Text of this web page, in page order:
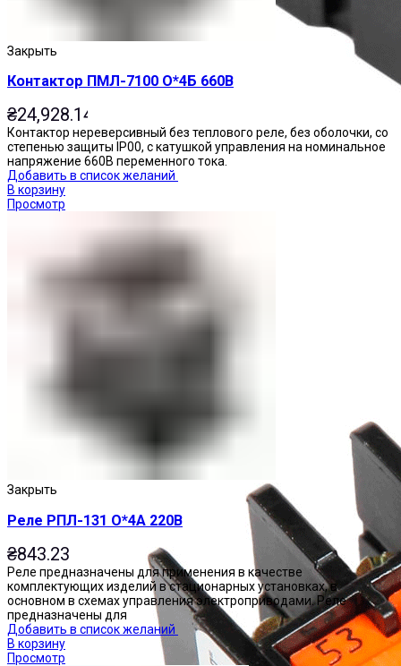
Закрыть
Контактор ПМЛ-7100 О*4Б 660В
₴24,928.14
Контактор нереверсивный без теплового реле, без оболочки, со
степенью защиты IP00, с катушкой управления на номинальное
напряжение 660В переменного тока.
Добавить в список желаний
В корзину
Просмотр
Закрыть
Реле РПЛ-131 О*4А 220В
₴843.23
Реле предназначены для применения в качестве
комплектующих изделий в стационарных установках, в
основном в схемах управления электроприводами. Реле
предназначены для
Добавить в список желаний
В корзину
Просмотр